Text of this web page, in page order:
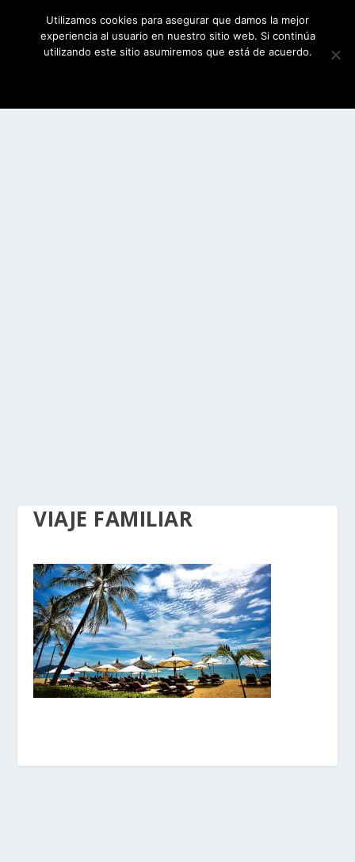
VIAJE FAMILIAR
Utilizamos cookies para asegurar que damos la mejor
experiencia al usuario en nuestro sitio web. Si continúa
utilizando este sitio asumiremos que está de acuerdo.